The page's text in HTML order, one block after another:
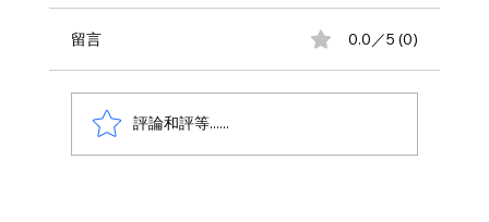
留言 0.0／5 (0)
評論和評等......